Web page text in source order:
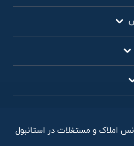
املاک و مستغلات در استانبول